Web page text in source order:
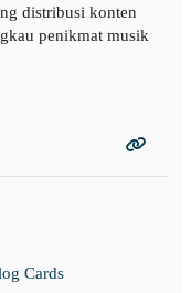
distribusi konten
penikmat musik
Cards